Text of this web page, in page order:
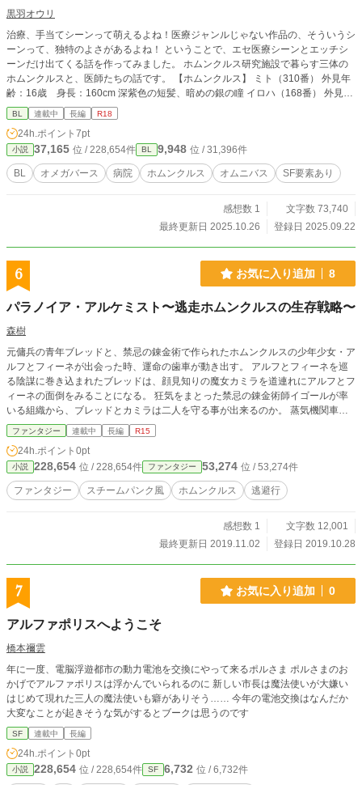
黒羽オウリ
治療、手当てシーンって萌えるよね！医療ジャンルじゃない作品の、そういうシ
ーンって、独特のよさがあるよね！ ということで、エセ医療シーンとエッチシ
ーンだけ出てくる話を作ってみました。 ホムンクルス研究施設で暮らす三体の
ホムンクルスと、医師たちの話です。 【ホムンクルス】 ミト（310番） 外見年
齢：16歳 身長：160cm 深紫色の短髪、暗めの銀の瞳 イロハ（168番） 外見年
齢：18歳 身長：165cm 青みがかったセンター分けの髪、青みがかった銀の瞳
ムツミ（623番） 外見年齢：13歳 身長：157cm 薄紫のウェーブヘア、明るい
銀の瞳 【医師】 夜凍（やとう）主治医 年齢：30代後半 身長：175cm 茶色い
短髪 静月（しづき）精神科医 年齢：30代前半 身長：185cm アッシュゴールド
の長髪、後ろで縛っている 幻智（げんち）リハビリ、データ担当 年齢：40代前
半 身長：167cm 黒髪、短髪、メガネ
BL 連載中 長編 R18
24h.ポイント 7pt
小説 37,165 位 / 228,654件 BL 9,948 位 / 31,396件
BL オメガバース 病院 ホムンクルス オムニバス SF要素あり
感想数 1
文字数 73,740
最終更新日 2025.10.26
登録日 2025.09.22
6 お気に入り追加 8
パラノイア・アルケミスト〜逃走ホムンクルスの生存戦略〜
森樹
元傭兵の青年ブレッドと、禁忌の錬金術で作られたホムンクルスの少年少女・ア
ルフとフィーネが出会った時、運命の歯車が動き出す。 アルフとフィーネを巡
る陰謀に巻き込まれたブレッドは、顔見知りの魔女カミラを道連れにアルフとフ
ィーネの面倒をみることになる。 狂気をまとった禁忌の錬金術師イゴールが率
いる組織から、ブレッドとカミラは二人を守る事が出来るのか。 蒸気機関車の
走る大陸で起こる、若者達が生き残る為に戦いながらも幸せを探して生活をして
いく物語。 ※リハビリ作品です。長期連載停止中の『宰相夫人の異世界転移』
も近々復活したいです。
ファンタジー 連載中 長編 R15
24h.ポイント 0pt
小説 228,654 位 / 228,654件 ファンタジー 53,274 位 / 53,274件
ファンタジー スチームパンク風 ホムンクルス 逃避行
感想数 1
文字数 12,001
最終更新日 2019.11.02
登録日 2019.10.28
7 お気に入り追加 0
アルファポリスへようこそ
橋本禰雲
年に一度、電脳浮遊都市の動力電池を交換にやって来るポルさま ポルさまのお
かげでアルファポリスは浮かんでいられるのに 新しい市長は魔法使いが大嫌い
はじめて現れた三人の魔法使いも癖がありそう…… 今年の電池交換はなんだか
大変なことが起きそうな気がするとブークは思うのです
SF 連載中 長編
24h.ポイント 0pt
小説 228,654 位 / 228,654件 SF 6,732 位 / 6,732件